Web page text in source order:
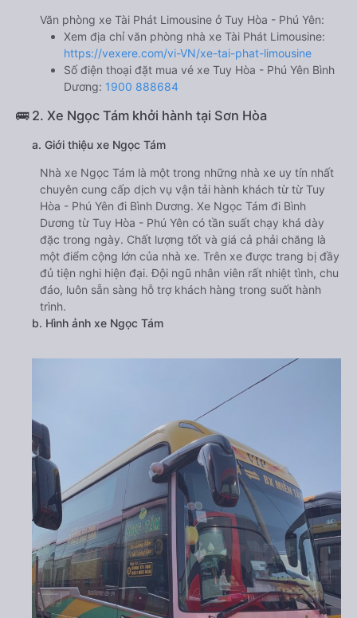
Văn phòng xe Tài Phát Limousine ở Tuy Hòa - Phú Yên:
Xem địa chỉ văn phòng nhà xe Tài Phát Limousine:
https://vexere.com/vi-VN/xe-tai-phat-limousine
Số điện thoại đặt mua vé xe Tuy Hòa - Phú Yên Bình
Dương: 1900 888684
🚌 2. Xe Ngọc Tám khởi hành tại Sơn Hòa
a. Giới thiệu xe Ngọc Tám
Nhà xe Ngọc Tám là một trong những nhà xe uy tín nhất
chuyên cung cấp dịch vụ vận tải hành khách từ từ Tuy
Hòa - Phú Yên đi Bình Dương. Xe Ngọc Tám đi Bình
Dương từ Tuy Hòa - Phú Yên có tần suất chạy khá dày
đặc trong ngày. Chất lượng tốt và giá cả phải chăng là
một điểm cộng lớn của nhà xe. Trên xe được trang bị đầy
đủ tiện nghi hiện đại. Đội ngũ nhân viên rất nhiệt tình, chu
đáo, luôn sẵn sàng hỗ trợ khách hàng trong suốt hành
trình.
b. Hình ảnh xe Ngọc Tám